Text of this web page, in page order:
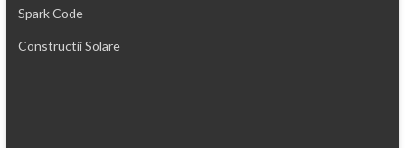
Spark Code
Constructii Solare